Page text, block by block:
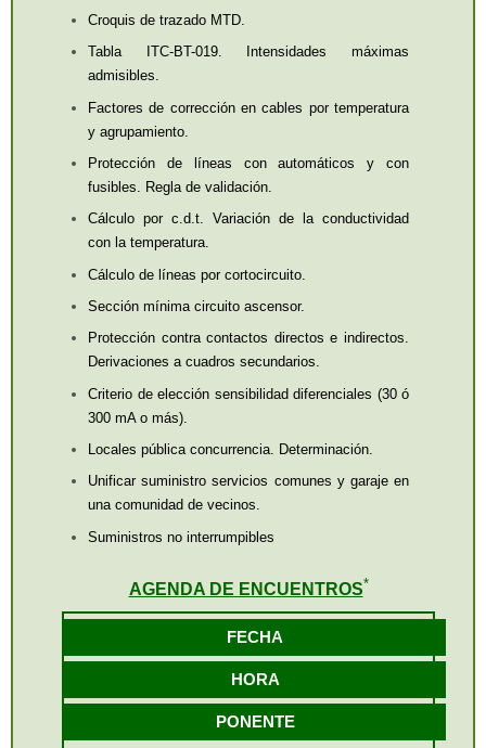
Croquis de trazado MTD.
Tabla ITC-BT-019. Intensidades máximas
admisibles.
Factores de corrección en cables por temperatura
y agrupamiento.
Protección de líneas con automáticos y con
fusibles. Regla de validación.
Cálculo por c.d.t. Variación de la conductividad
con la temperatura.
Cálculo de líneas por cortocircuito.
Sección mínima circuito ascensor.
Protección contra contactos directos e indirectos.
Derivaciones a cuadros secundarios.
Criterio de elección sensibilidad diferenciales (30 ó
300 mA o más).
Locales pública concurrencia. Determinación.
Unificar suministro servicios comunes y garaje en
una comunidad de vecinos.
Suministros no interrumpibles
AGENDA DE ENCUENTROS*
FECHA
HORA
PONENTE